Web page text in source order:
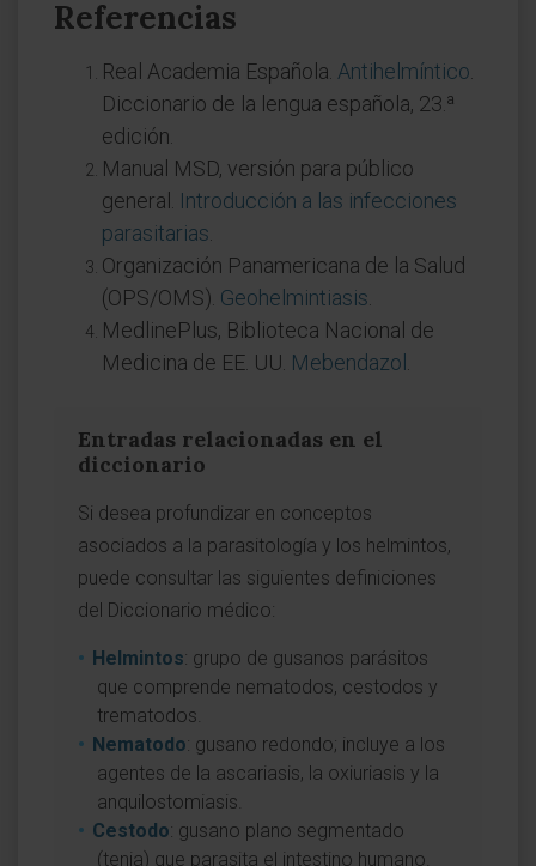
Referencias
Real Academia Española. Antihelmíntico
Diccionario de la lengua española, 23.ª
edición.
Manual MSD, versión para público
general. Introducción a las infecciones
parasitarias
Organización Panamericana de la Salud
(OPS/OMS). Geohelmintiasis
MedlinePlus, Biblioteca Nacional de
Medicina de EE. UU. Mebendazol
Entradas relacionadas en el
diccionario
Si desea profundizar en conceptos
asociados a la parasitología y los helmintos,
puede consultar las siguientes definiciones
del Diccionario médico:
Helmintos: grupo de gusanos parásitos
que comprende nematodos, cestodos y
trematodos.
Nematodo: gusano redondo; incluye a los
agentes de la ascariasis, la oxiuriasis y la
anquilostomiasis.
Cestodo: gusano plano segmentado
(tenia) que parasita el intestino humano.